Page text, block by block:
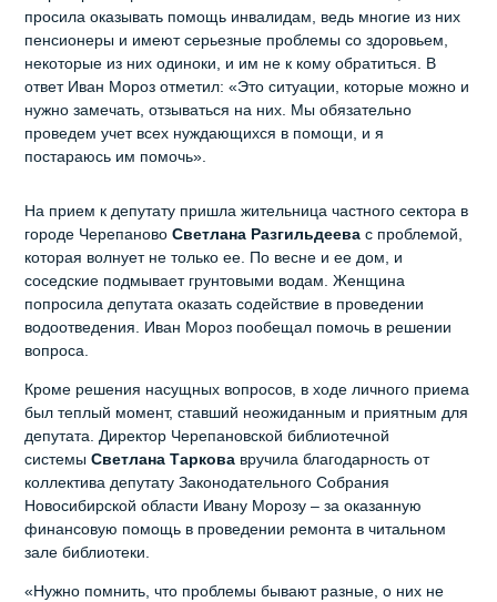
просила оказывать помощь инвалидам, ведь многие из них
пенсионеры и имеют серьезные проблемы со здоровьем,
некоторые из них одиноки, и им не к кому обратиться. В
ответ Иван Мороз отметил: «Это ситуации, которые можно и
нужно замечать, отзываться на них. Мы обязательно
проведем учет всех нуждающихся в помощи, и я
постараюсь им помочь».
На прием к депутату пришла жительница частного сектора в
городе ЧерепановоСветлана Разгильдеева с проблемой,
которая волнует не только ее. По весне и ее дом, и
соседские подмывает грунтовыми водам. Женщина
попросила депутата оказать содействие в проведении
водоотведения. Иван Мороз пообещал помочь в решении
вопроса.
Кроме решения насущных вопросов, в ходе личного приема
был теплый момент, ставший неожиданным и приятным для
депутата. Директор Черепановской библиотечной
системыСветлана Таркова вручила благодарность от
коллектива депутату Законодательного Собрания
Новосибирской области Ивану Морозу – за оказанную
финансовую помощь в проведении ремонта в читальном
зале библиотеки.
«Нужно помнить, что проблемы бывают разные, о них не